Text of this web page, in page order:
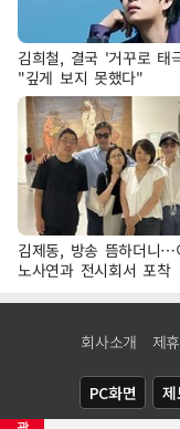
김희철, 결국 '거꾸로 태
"깊게 보지 못했다"
김제동, 방송 뜸하더니…
노사연과 전시회서 포착
회사소개 제
PC화면 제